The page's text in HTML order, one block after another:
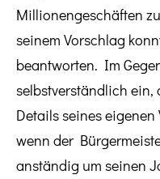
Millionengeschäften
seinem Vorschlag
beantworten. Im
selbstverständlich ein,
Details seines
wenn der
anständig um seinen